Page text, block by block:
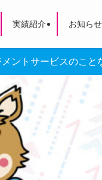
実績紹介 お知らせ
ントサービスのこと